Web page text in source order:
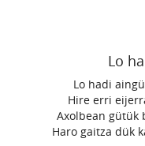
Lo
Lo hadi
Hire erri
Axolbean gütük
Haro gaitza dük